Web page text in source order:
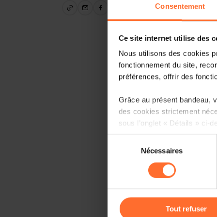
Consentement
Ce site internet utilise des
Nous utilisons des cookies
fonctionnement du site,
préférences, offrir des
Grâce au présent bandeau,
des cookies strictement
sous l’onglet « Détails » ci-
Il est précisé que la
cas de refus de tous les
gauche de chaque page.
consentement
Nécessaires
Tout refuser